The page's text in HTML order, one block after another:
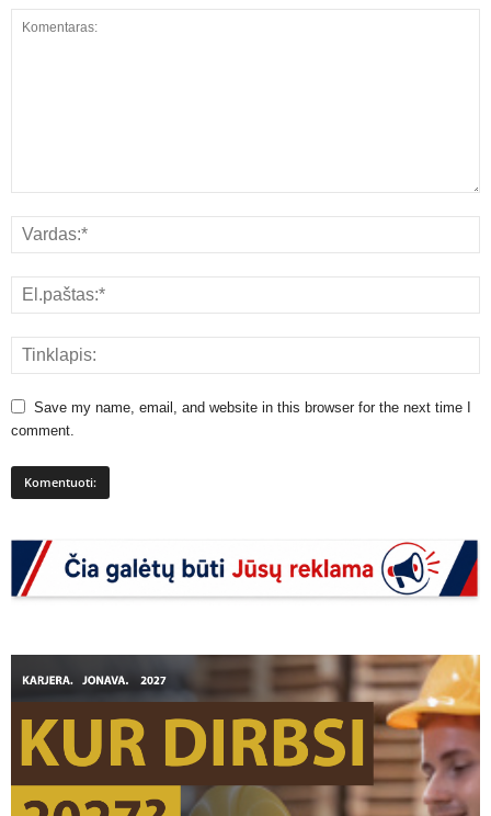
Save my name, email, and website in this browser for the next time I
comment.